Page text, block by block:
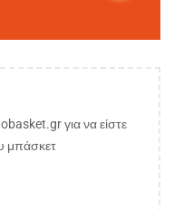
για να είστε
μπάσκετ